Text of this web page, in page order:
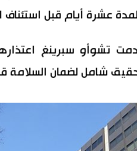
عشرة أيام قبل
تشوأو سبرينغ
شامل لضمان السلامة